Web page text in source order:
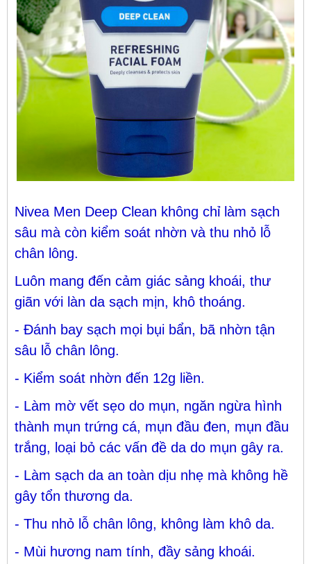
Nivea Men Deep Clean không chỉ làm sạch
sâu mà còn kiểm soát nhờn và thu nhỏ lỗ
chân lông.
Luôn mang đến cảm giác sảng khoái, thư
giãn với làn da sạch mịn, khô thoáng.
- Đánh bay sạch mọi bụi bẩn, bã nhờn tận
sâu lỗ chân lông.
- Kiểm soát nhờn đến 12g liền.
- Làm mờ vết sẹo do mụn, ngăn ngừa hình
thành mụn trứng cá, mụn đầu đen, mụn đầu
trắng, loại bỏ các vấn đề da do mụn gây ra.
- Làm sạch da an toàn dịu nhẹ mà không hề
gây tổn thương da.
- Thu nhỏ lỗ chân lông, không làm khô da.
- Mùi hương nam tính, đầy sảng khoái.